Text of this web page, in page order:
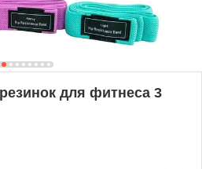
для фитнеса 3